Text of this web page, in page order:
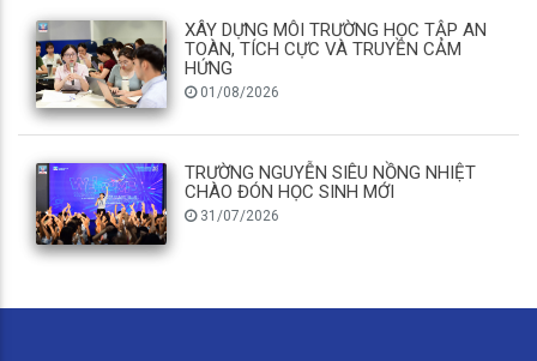
XÂY DỰNG MÔI TRƯỜNG HỌC TẬP AN
TOÀN, TÍCH CỰC VÀ TRUYỀN CẢM
HỨNG
01/08/2026
TRƯỜNG NGUYỄN SIÊU NỒNG NHIỆT
CHÀO ĐÓN HỌC SINH MỚI
31/07/2026